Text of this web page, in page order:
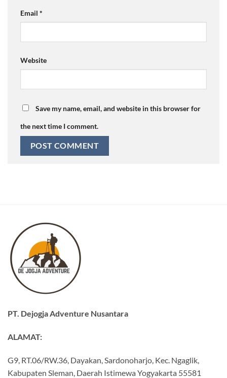
Email *
Website
Save my name, email, and website in this browser for
the next time I comment.
PT. Dejogja Adventure Nusantara
ALAMAT:
G9, RT.06/RW.36, Dayakan, Sardonoharjo, Kec. Ngaglik,
Kabupaten Sleman, Daerah Istimewa Yogyakarta 55581